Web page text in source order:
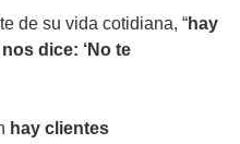
de su vida cotidiana, “hay
dice: ‘No te
hay clientes